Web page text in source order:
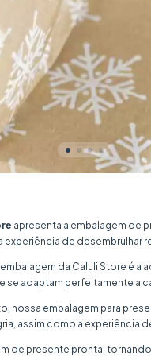
apresenta a embalagem de
de desembrulhar
da Caluli Store é
se adaptam perfeitamente a
nossa embalagem para
assim como a experiência
presente pronta,